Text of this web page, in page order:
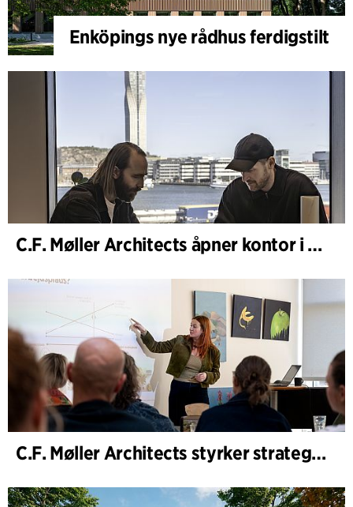
Enköpings nye rådhus ferdigstilt
C.F. Møller Architects åpner kontor i Göteborg
C.F. Møller Architects styrker strategisk rådgivning i tidlige faser